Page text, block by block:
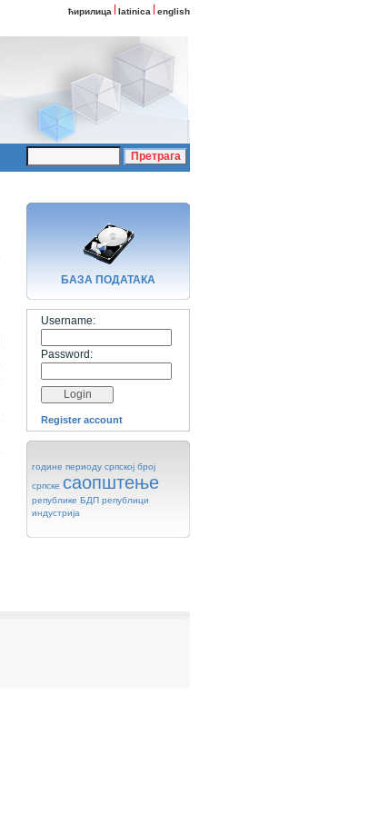
ћирилица latinica english
БАЗA ПОДАТАКА
Username:
Password:
Register account
године периоду српској број
српске саопштење
републике БДП републици
индустрија